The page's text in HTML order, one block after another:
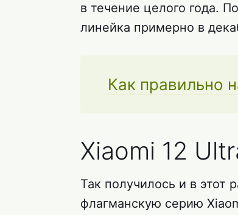
в течение целого года.
линейка примерно в
Как правильно
Xiaomi 12
Так получилось и в этот
флагманскую серию